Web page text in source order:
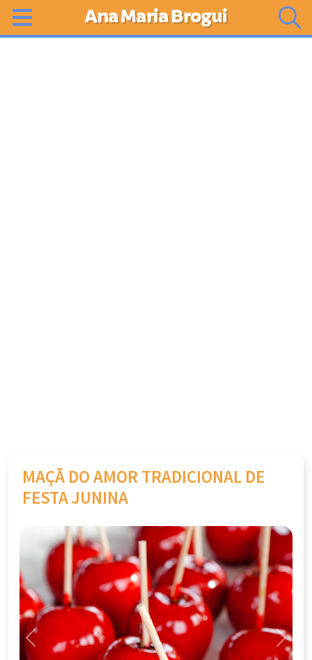
Ana Maria Brogui
MAÇÃ DO AMOR TRADICIONAL DE
FESTA JUNINA
Previous Next